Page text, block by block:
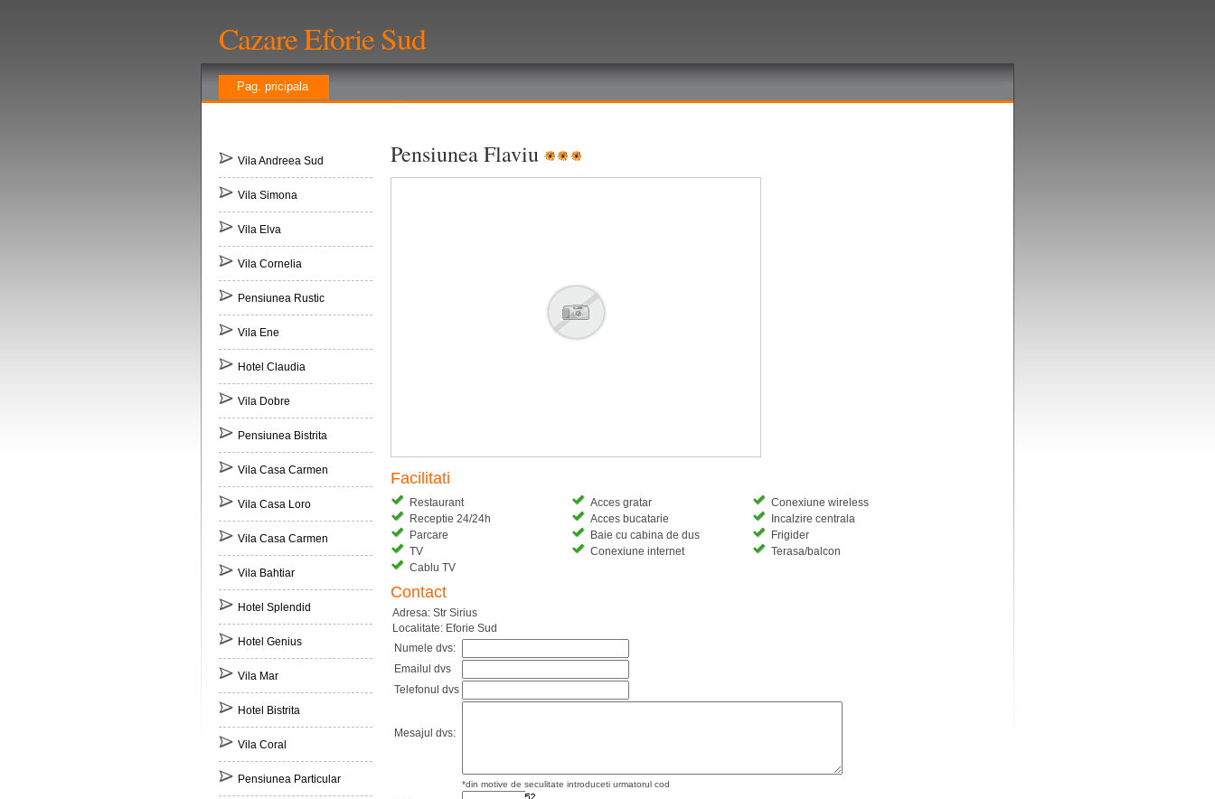
Cazare Eforie Sud
Pag. pricipala
Vila Andreea Sud
Vila Simona
Vila Elva
Vila Cornelia
Pensiunea Rustic
Vila Ene
Hotel Claudia
Vila Dobre
Pensiunea Bistrita
Vila Casa Carmen
Vila Casa Loro
Vila Casa Carmen
Vila Bahtiar
Hotel Splendid
Hotel Genius
Vila Mar
Hotel Bistrita
Vila Coral
Pensiunea Particular
Pensiunea Flaviu
Facilitati
Restaurant Acces gratar
Conexiune wireless
Receptie 24/24h
Acces bucatarie
Incalzire centrala
Parcare
Baie cu cabina de dus
Frigider
TV
Conexiune internet
Terasa/balcon
Cablu TV
Contact
Adresa: Str Sirius
Localitate: Eforie Sud
Numele dvs:
Emailul dvs
Telefonul dvs
Mesajul dvs:
*din motive de seculitate introduceti urmatorul cod